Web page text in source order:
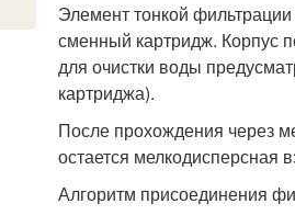
Элемент тонкой фильтрации
сменный картридж. Корпус
для очистки воды
картриджа).
После прохождения через
остается мелкодисперсная
Алгоритм присоединения